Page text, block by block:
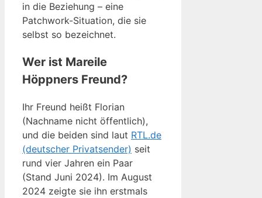
in die Beziehung – eine
Patchwork-Situation, die sie
selbst so bezeichnet.
Wer ist Mareile
Höppners Freund?
Ihr Freund heißt Florian
(Nachname nicht öffentlich),
und die beiden sind laut RTL.de
(deutscher Privatsender) seit
rund vier Jahren ein Paar
(Stand Juni 2024). Im August
2024 zeigte sie ihn erstmals